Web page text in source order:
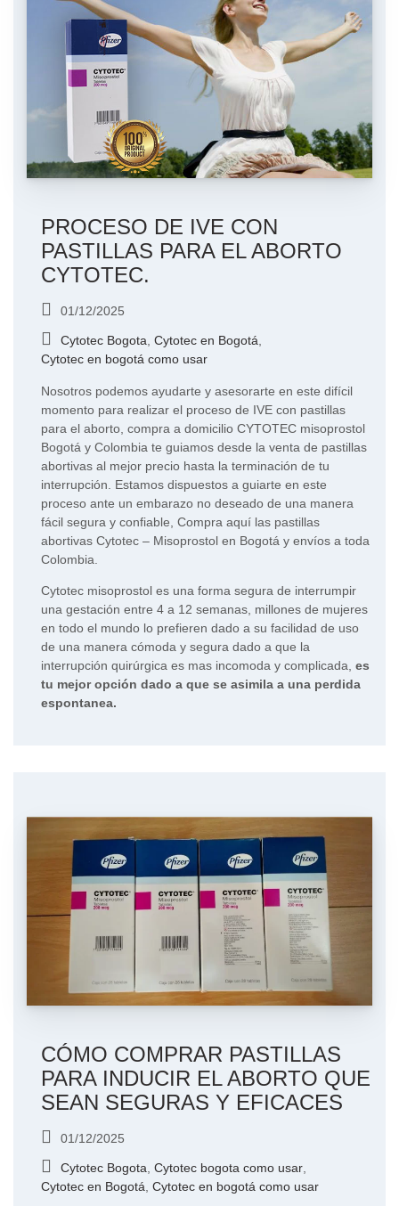
PROCESO DE IVE CON
PASTILLAS PARA EL ABORTO
CYTOTEC.
01/12/2025
Cytotec Bogota, Cytotec en Bogotá,
Cytotec en bogotá como usar
Nosotros podemos ayudarte y asesorarte en este difícil
momento para realizar el proceso de IVE con pastillas
para el aborto, compra a domicilio CYTOTEC misoprostol
Bogotá y Colombia te guiamos desde la venta de pastillas
abortivas al mejor precio hasta la terminación de tu
interrupción. Estamos dispuestos a guiarte en este
proceso ante un embarazo no deseado de una manera
fácil segura y confiable, Compra aquí las pastillas
abortivas Cytotec – Misoprostol en Bogotá y envíos a toda
Colombia.
Cytotec misoprostol es una forma segura de interrumpir
una gestación entre 4 a 12 semanas, millones de mujeres
en todo el mundo lo prefieren dado a su facilidad de uso
de una manera cómoda y segura dado a que la
interrupción quirúrgica es mas incomoda y complicada, es
tu mejor opción dado a que se asimila a una perdida
espontanea.
CÓMO COMPRAR PASTILLAS
PARA INDUCIR EL ABORTO QUE
SEAN SEGURAS Y EFICACES
01/12/2025
Cytotec Bogota Cytotec bogota como usar
Cytotec en Bogotá Cytotec en bogotá como usar